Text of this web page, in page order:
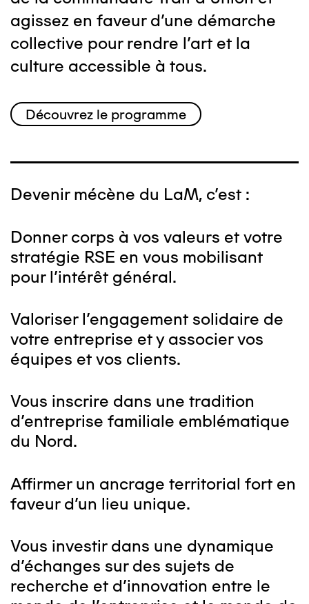
agissez en faveur d'une démarche
collective pour rendre l'art et la
culture accessible à tous.
Découvrez le programme
Devenir mécène du LaM, c'est :
Donner corps à vos valeurs et votre
stratégie RSE en vous mobilisant
pour l'intérêt général.
Valoriser l'engagement solidaire de
votre entreprise et y associer vos
équipes et vos clients.
Vous inscrire dans une tradition
d'entreprise familiale emblématique
du Nord.
Affirmer un ancrage territorial fort en
faveur d'un lieu unique.
Vous investir dans une dynamique
d'échanges sur des sujets de
recherche et d'innovation entre le